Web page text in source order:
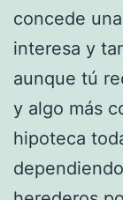
concede
interesa y
aunque tú
y algo más
hipoteca